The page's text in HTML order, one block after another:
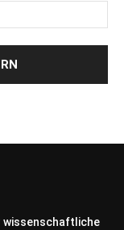
wissenschaftliche